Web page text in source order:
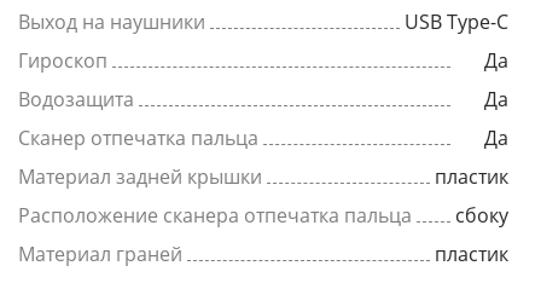
Выход на наушники
USB Type-C
Гироскоп
Да
Водозащита
Да
Сканер отпечатка пальца
Да
Материал задней крышки
пластик
Расположение сканера отпечатка пальца
сбоку
Материал граней
пластик